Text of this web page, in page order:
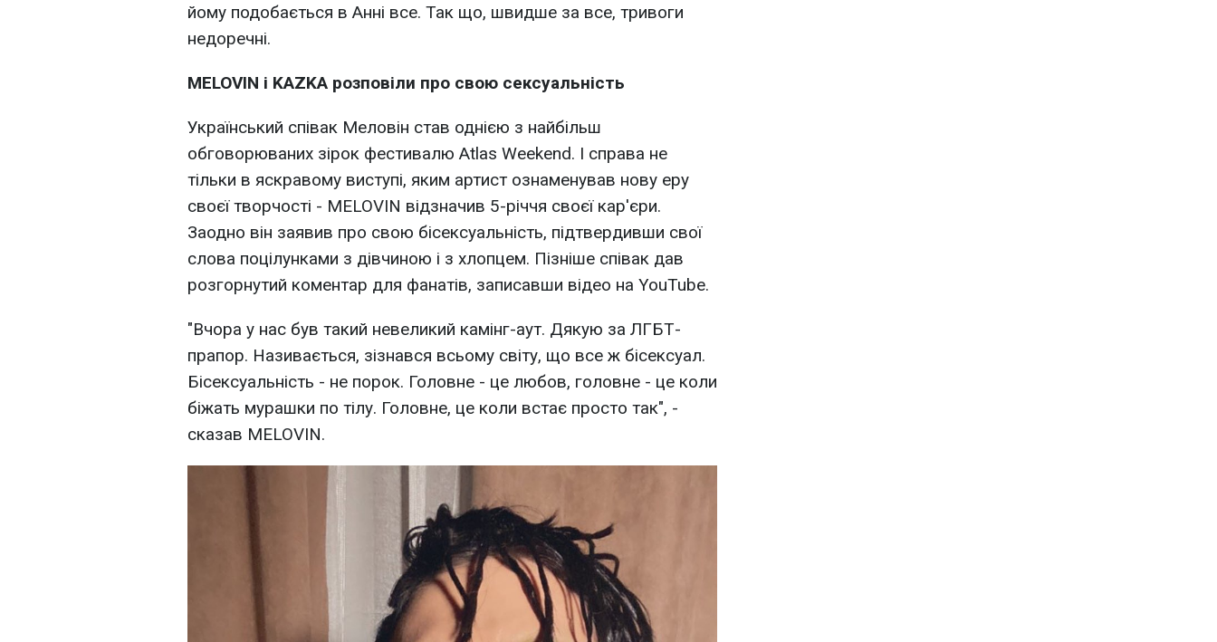
йому подобається в Анні все. Так що, швидше за все, тривоги
недоречні.
MELOVIN і KAZKA розповіли про свою сексуальність
Український співак Меловін став однією з найбільш
обговорюваних зірок фестивалю Atlas Weekend. І справа не
тільки в яскравому виступі, яким артист ознаменував нову еру
своєї творчості - MELOVIN відзначив 5-річчя своєї кар'єри.
Заодно він заявив про свою бісексуальність, підтвердивши свої
слова поцілунками з дівчиною і з хлопцем. Пізніше співак дав
розгорнутий коментар для фанатів, записавши відео на YouTube.
"Вчора у нас був такий невеликий камінг-аут. Дякую за ЛГБТ-
прапор. Називається, зізнався всьому світу, що все ж бісексуал.
Бісексуальність - не порок. Головне - це любов, головне - це коли
біжать мурашки по тілу. Головне, це коли встає просто так", -
сказав MELOVIN.